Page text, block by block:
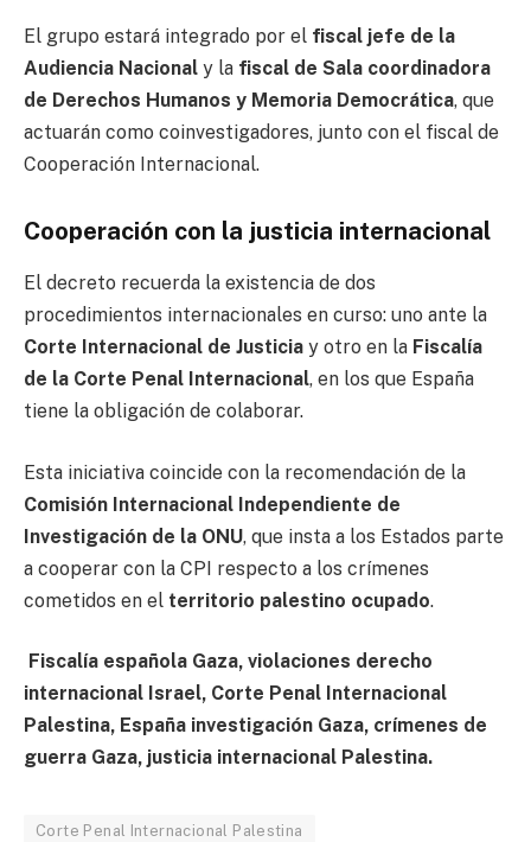
El grupo estará integrado por el fiscal jefe de la
Audiencia Nacional y la fiscal de Sala coordinadora
de Derechos Humanos y Memoria Democrática, que
actuarán como coinvestigadores, junto con el fiscal de
Cooperación Internacional.
Cooperación con la justicia internacional
El decreto recuerda la existencia de dos
procedimientos internacionales en curso: uno ante la
Corte Internacional de Justicia y otro en la Fiscalía
de la Corte Penal Internacional, en los que España
tiene la obligación de colaborar.
Esta iniciativa coincide con la recomendación de la
Comisión Internacional Independiente de
Investigación de la ONU, que insta a los Estados parte
a cooperar con la CPI respecto a los crímenes
cometidos en el territorio palestino ocupado.
Fiscalía española Gaza, violaciones derecho
internacional Israel, Corte Penal Internacional
Palestina, España investigación Gaza, crímenes de
guerra Gaza, justicia internacional Palestina.
Corte Penal Internacional Palestina